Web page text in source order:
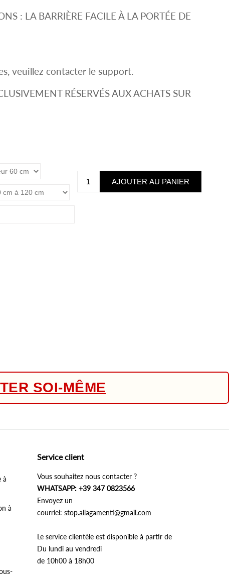
: LA BARRIÈRE FACILE À LA PORTÉE DE
veuillez contacter le support.
RÉSERVÉS AUX ACHATS SUR
en cm
SOI-MÊME
à
à
Service client
Vous souhaitez nous contacter ?
WHATSAPP: +39 347 0823566
Envoyez un
courriel: stop.allagamenti@gmail.com
Le service clientèle est disponible à partir de
Du lundi au vendredi
de 10h00 à 18h00